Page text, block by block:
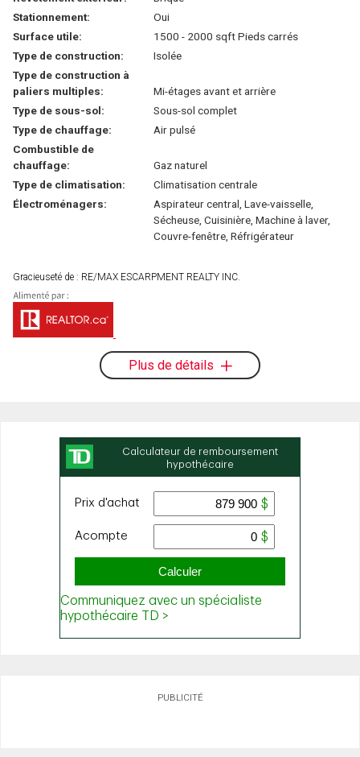
Stationnement:
Oui
Surface utile:
1500 - 2000 sqft Pieds carrés
Type de construction:
Isolée
Type de construction à
paliers multiples:
Mi-étages avant et arrière
Type de sous-sol:
Sous-sol complet
Type de chauffage:
Air pulsé
Combustible de
chauffage:
Gaz naturel
Type de climatisation:
Climatisation centrale
Électroménagers:
Aspirateur central, Lave-vaisselle,
Sécheuse, Cuisinière, Machine à laver,
Couvre-fenêtre, Réfrigérateur
Gracieuseté de : RE/MAX ESCARPMENT REALTY INC.
Plus de détails
PUBLICITÉ